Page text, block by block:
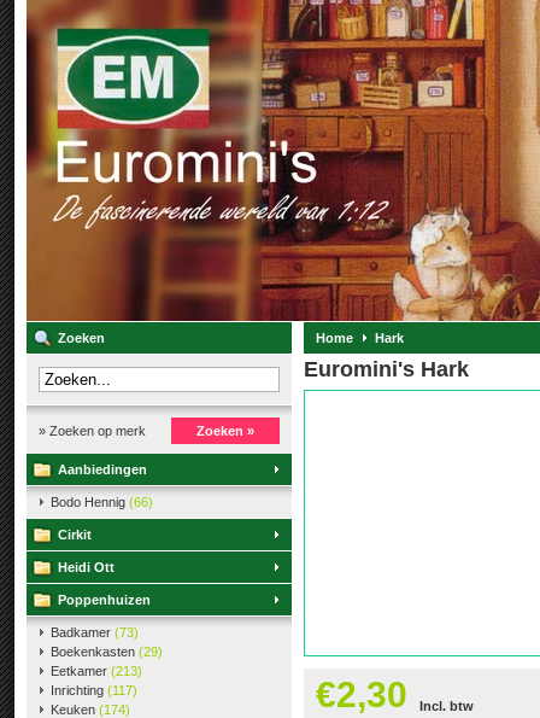
Zoeken
» Zoeken op merk Zoeken »
Aanbiedingen
Bodo Hennig (66)
Cirkit
Heidi Ott
Poppenhuizen
Badkamer (73)
Boekenkasten (29)
Eetkamer (213)
Inrichting (117)
Keuken (174)
Home Hark
Euromini's Hark
€2,30 Incl. btw